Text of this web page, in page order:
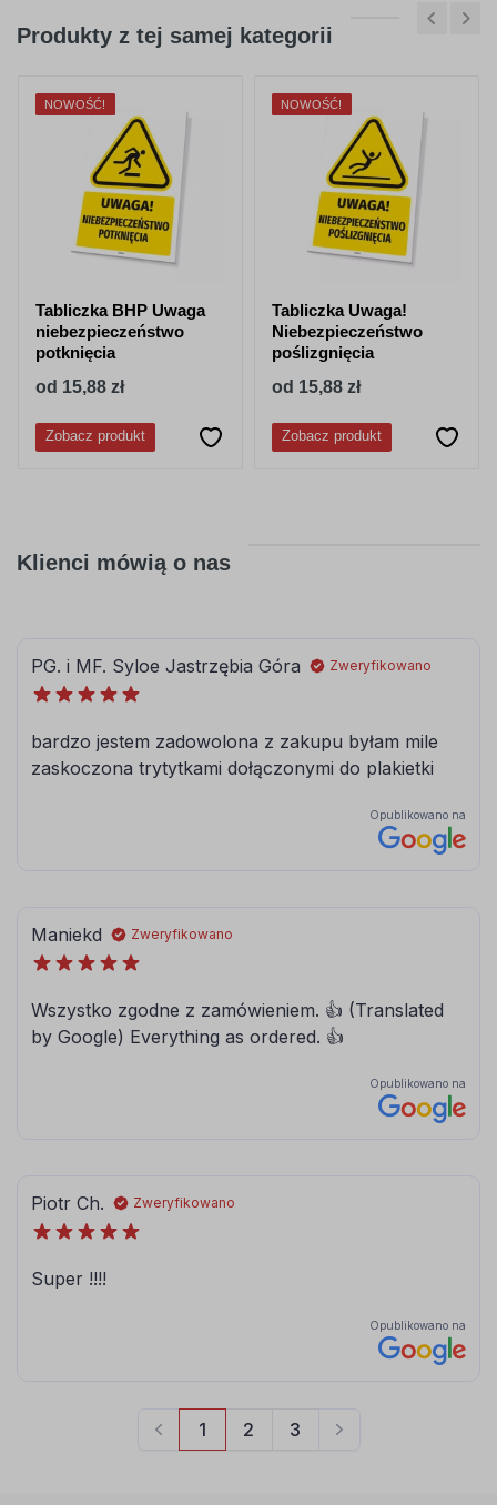
Produkty z tej samej kategorii
NOWOŚĆ!
Tabliczka BHP Uwaga
niebezpieczeństwo
potknięcia
od 15,88 zł
Zobacz produkt
NOWOŚĆ!
Tabliczka Uwaga!
Niebezpieczeństwo
poślizgnięcia
od 15,88 zł
Zobacz produkt
Klienci mówią o nas